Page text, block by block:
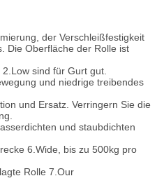
der Verschleißfestigkeit
Die Oberfläche der Rolle ist
sind für Gurt gut.
und niedrige treibendes
und Ersatz. Verringern Sie die
und staubdichten
6.Wide, bis zu 500kg pro
Rolle 7.Our